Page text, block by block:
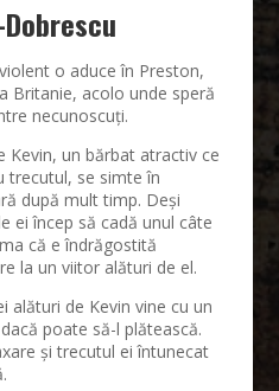
o aduce în Preston,
Britanie, acolo unde speră
necunoscuți.
Kevin, un bărbat atractiv ce
trecutul, se simte în
după mult timp. Deși
ei încep să cadă unul câte
că e îndrăgostită
la un viitor alături de el.
alături de Kevin vine cu un
poate să-l plătească.
și trecutul ei întunecat